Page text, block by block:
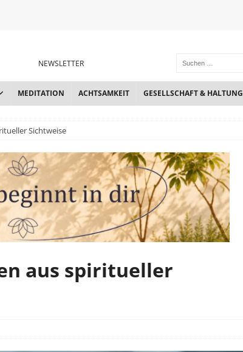
NEWSLETTER
MEDITATION ACHTSAMKEIT GESELLSCHAFT & HALTUNG
Sichtweise
aus spiritueller